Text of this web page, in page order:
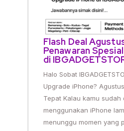
Flash Deal
Penawaran
di
Halo Sobat
Upgrade iPhone?
Tepat Kalau kamu sudah
menggunakan iPhone
menunggu momen yang